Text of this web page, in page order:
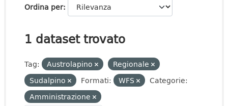
Ordina per
1 dataset trovato
Tag: Austrolapino
Regionale
Sudalpino
Formati: WFS
Categorie:
Amministrazione